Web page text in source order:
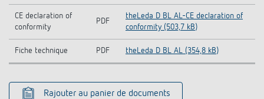
CE declaration of
conformity
PDF
theLeda D BL AL-CE declaration of
conformity (503,7 kB)
Fiche technique PDF theLeda D BL AL (354,8 kB)
Rajouter au panier de documents